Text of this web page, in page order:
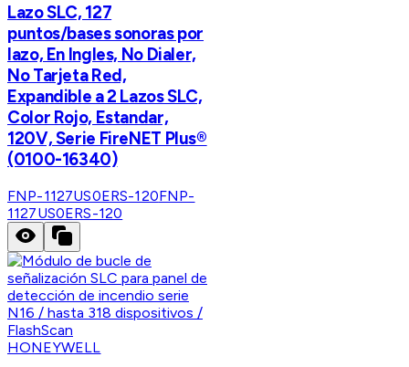
Lazo SLC, 127
puntos/bases sonoras por
lazo, En Ingles, No Dialer,
No Tarjeta Red,
Expandible a 2 Lazos SLC,
Color Rojo, Estandar,
120V, Serie FireNET Plus®
(0100-16340)
FNP-1127US0ERS-120FNP-
1127US0ERS-120
HONEYWELL